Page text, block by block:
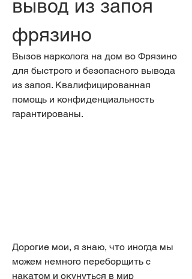
вывод из запоя
фрязино
Вызов нарколога на дом во Фрязино
для быстрого и безопасного вывода
из запоя. Квалифицированная
помощь и конфиденциальность
гарантированы.
Дорогие мои, я знаю, что иногда мы
можем немного переборщить с
накатом и окунуться в мир